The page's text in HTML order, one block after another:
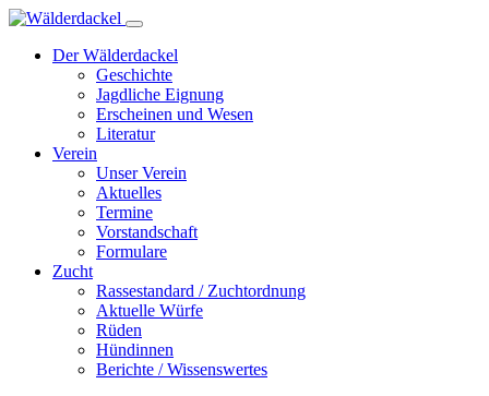
Der Wälderdackel
Geschichte
Jagdliche Eignung
Erscheinen und Wesen
Literatur
Verein
Unser Verein
Aktuelles
Termine
Vorstandschaft
Formulare
Zucht
Rassestandard / Zuchtordnung
Aktuelle Würfe
Rüden
Hündinnen
Berichte / Wissenswertes